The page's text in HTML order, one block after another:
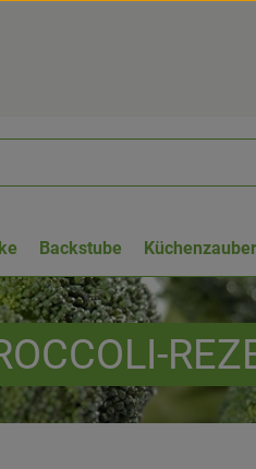
Backstube Küchenzauber